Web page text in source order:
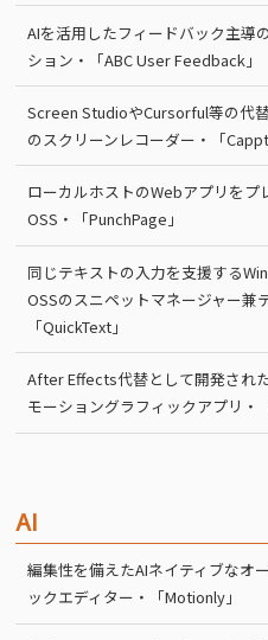
AIを活用したフィードバック主導
ション・「ABC User Feedback」
Screen StudioやCursorful等の代
のスクリーンレコーダー・「
ローカルホストのWebアプリをプ
OSS・「PunchPage」
同じテキストの入力を支援する
OSSのスニペットマネージャー兼
「QuickText」
After Effects代替として開発され
モーショングラフィックアプリ・
AI
編集性を備えたAIネイティブなオ
ックエディター・「Motionly」